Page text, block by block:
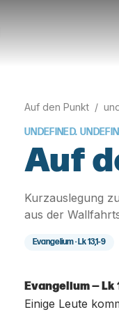
Auf den Punkt /
UNDEFINED.
Auf
Kurzauslegung
aus der
Evangelium ·Lk 13,1-9
Evangelium — Lk
Einige Leute